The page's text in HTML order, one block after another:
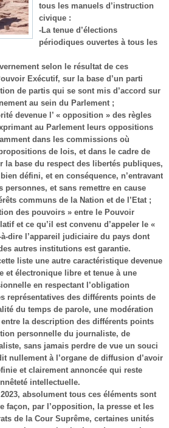
tous les manuels d’instruction
civique :
-La tenue d’élections
périodiques ouvertes à tous les
selon le résultat de ces
Exécutif, sur la base d’un parti
de partis qui se sont mis d’accord sur
au sein du Parlement ;
devenue l’ « opposition » des règles
au Parlement leurs oppositions
dans les commissions où
de lois, et dans le cadre de
la base du respect des libertés publiques,
défini, et en conséquence, n’entravant
et sans remettre en cause
communs de la Nation et de l’Etat ;
des pouvoirs » entre le Pouvoir
et ce qu’il est convenu d’appeler le «
dire l’appareil judiciaire du pays dont
autres institutions est garantie.
liste une autre caractéristique devenue
et électronique libre et tenue à une
en respectant l’obligation
représentatives des différents points de
du temps de parole, une modération
la description des différents points
personnelle du journaliste, de
sans jamais perdre de vue un souci
nullement à l’organe de diffusion d’avoir
et clairement annoncée qui reste
intellectuelle.
absolument tous ces éléments sont
façon, par l’opposition, la presse et les
de la Cour Suprême, certaines unités